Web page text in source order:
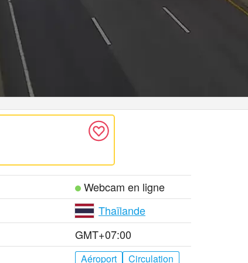
Webcam en ligne
Thaïlande
GMT+07:00
Aéroport Circulation